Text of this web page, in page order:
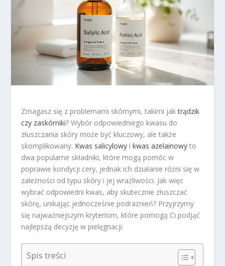
Zmagasz się z problemami skórnymi, takimi jaktrądzik
czy zaskórniki? Wybór odpowiedniego kwasu do
złuszczania skóry może być kluczowy, ale także
skomplikowany. Kwas salicylowy ikwas azelainowy to
dwa popularne składniki, które mogą pomóc w
poprawie kondycji cery, jednak ich działanie różni się w
zależności od typu skóry i jej wrażliwości. Jak więc
wybrać odpowiedni kwas, aby skutecznie złuszczać
skórę, unikając jednocześnie podrażnień? Przyjrzymy
się najważniejszym kryteriom, które pomogą Ci podjąć
najlepszą decyzję w pielęgnacji.
Spis treści